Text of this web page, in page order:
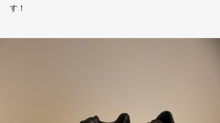
す！